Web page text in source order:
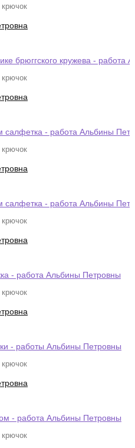
крючок
брюггского кружева - работа
крючок
салфетка - работа Альбины
крючок
салфетка - работа Альбины
крючок
- работа Альбины Петровны
крючок
- работы Альбины Петровны
крючок
- работа Альбины Петровны
крючок